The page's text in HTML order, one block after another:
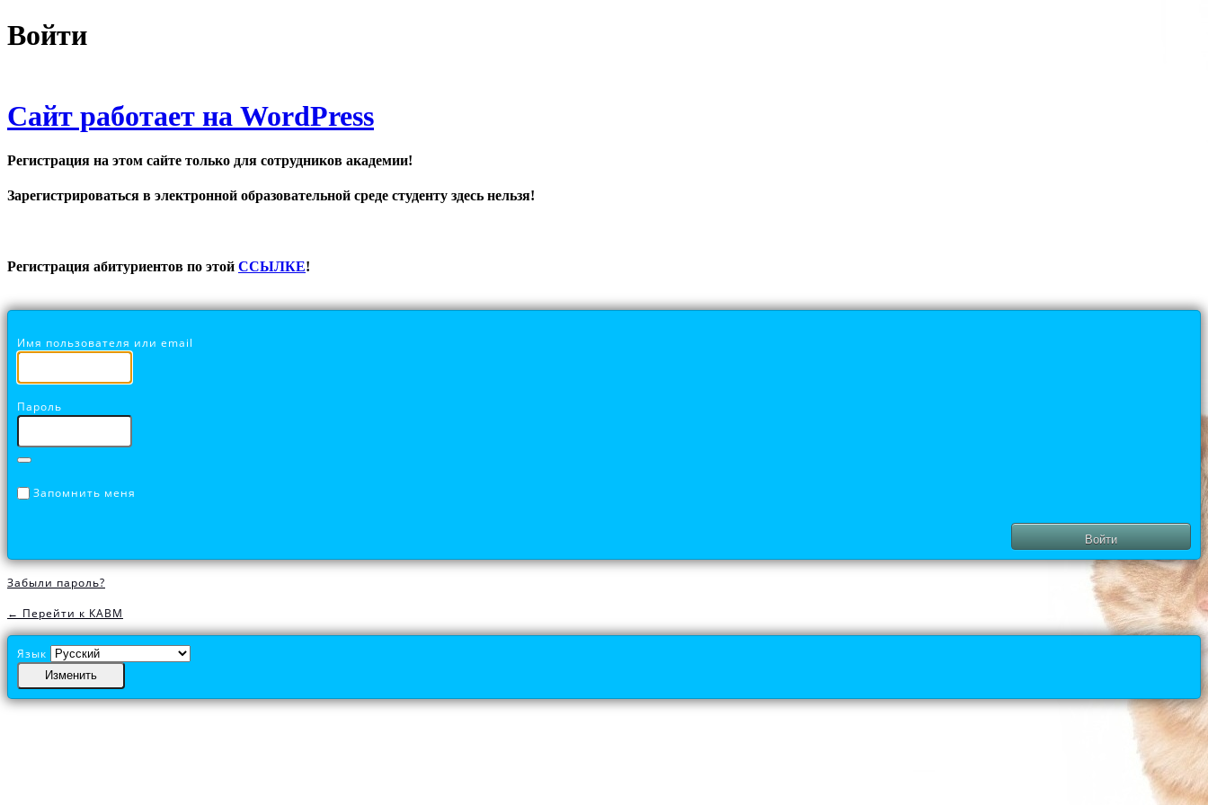
Войти
Сайт работает на WordPress
Регистрация на этом сайте только для сотрудников академии!
Зарегистрироваться в электронной образовательной среде студенту здесь нельзя!
Регистрация абитуриентов по этой ССЫЛКЕ!
Имя пользователя или email
Пароль
Запомнить меня
Забыли пароль?
← Перейти к КАВМ
Язык